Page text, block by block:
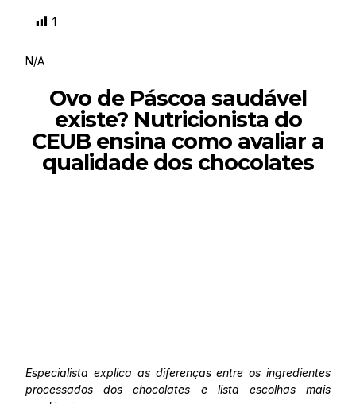
1
N/A
Ovo de Páscoa saudável
existe? Nutricionista do
CEUB ensina como avaliar a
qualidade dos chocolates
Especialista explica as diferenças entre os ingredientes
processados dos chocolates e lista escolhas mais